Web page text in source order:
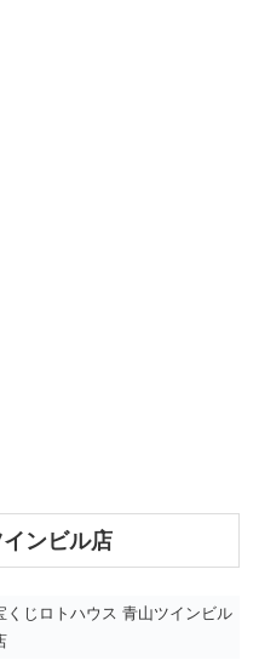
ンビル店
くじロトハウス 青山ツインビル